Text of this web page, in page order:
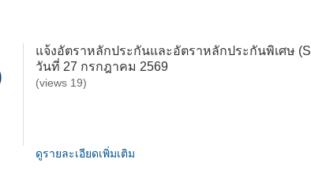
แจ้งอัตราหลักประกันและอัตราหลักประกันพิเศษ
วันที่ 27 กรกฎาคม 2569
(views 19)
ดูรายละเอียดเพิ่มเติม